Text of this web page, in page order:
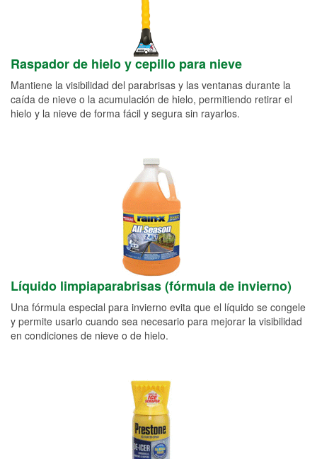
Raspador de hielo y cepillo para nieve
Mantiene la visibilidad del parabrisas y las ventanas durante la
caída de nieve o la acumulación de hielo, permitiendo retirar el
hielo y la nieve de forma fácil y segura sin rayarlos.
Líquido limpiaparabrisas (fórmula de invierno)
Una fórmula especial para invierno evita que el líquido se congele
y permite usarlo cuando sea necesario para mejorar la visibilidad
en condiciones de nieve o de hielo.